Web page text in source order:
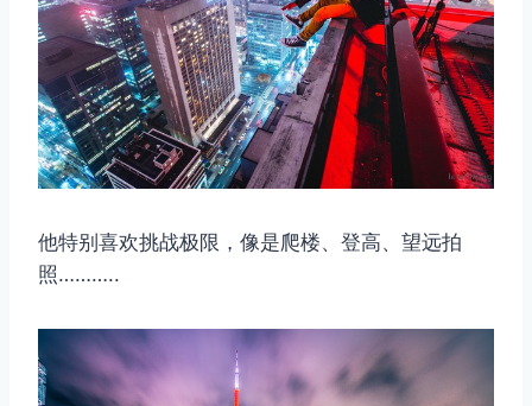
他特别喜欢挑战极限，像是爬楼、登高、望远拍
照………..